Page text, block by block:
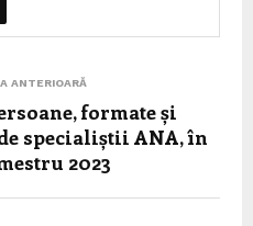
ANTERIOARĂ
formate și
specialiștii ANA, în
2023